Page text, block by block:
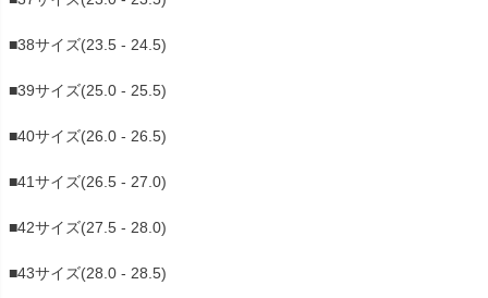
■38サイズ(23.5 - 24.5)
■39サイズ(25.0 - 25.5)
■40サイズ(26.0 - 26.5)
■41サイズ(26.5 - 27.0)
■42サイズ(27.5 - 28.0)
■43サイズ(28.0 - 28.5)